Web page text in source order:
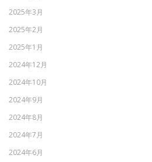
2025年3月
2025年2月
2025年1月
2024年12月
2024年10月
2024年9月
2024年8月
2024年7月
2024年6月